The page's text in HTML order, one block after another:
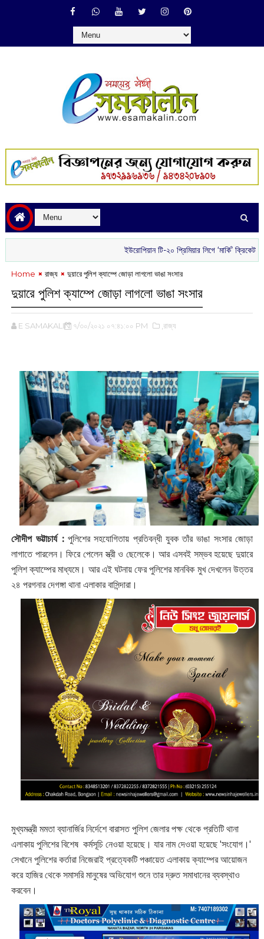
ইউরোপিয়ান টি-২০ প্রিমিয়ার লিগে ‘মার্কি’ ক্রিকেটার
Home রাজ্য দুয়ারে পুলিশ ক্যাম্পে জোড়া লাগলো ভাঙা সংসার
দুয়ারে পুলিশ ক্যাম্পে জোড়া লাগলো ভাঙা সংসার
E SAMAKALIN ৭/৩০/২০২১ ০৭:৪১:০০ PM ,রাজ্য
সৌদীপ ভট্টাচার্য :পুলিশের সহযোগিতায় প্রতিবন্ধী যুবক তাঁর ভাঙা সংসার জোড়া
লাগাতে পারলেন। ফিরে পেলেন স্ত্রী ও ছেলেকে। আর এসবই সম্ভব হয়েছে দুয়ারে
পুলিশ ক্যাম্পের মাধ্যমে। আর এই ঘটনায় ফের পুলিশের মানবিক মুখ দেখলেন উত্তর
২৪ পরগনার দেগঙ্গা থানা এলাকার বাসিন্দারা।
মুখ্যমন্ত্রী মমতা ব্যানার্জির নির্দেশে বারাসত পুলিশ জেলার পক্ষ থেকে প্রতিটি থানা
এলাকায় ‌পুলিশের বিশেষ কর্মসূচি নেওয়া হয়েছে। যার নাম দেওয়া হয়েছে 'সংযোগ।'
‌সেখানে পুলিশের কর্তারা নিজেরাই প্রত্যেকটি পঞ্চায়েত এলাকায় ক্যাম্পের আয়োজন
করে হাজির থেকে সমাসরি মানুষের অভিযোগ শুনে তার দ্রুত সমাধানের ব্যবস্থাও
করবেন।